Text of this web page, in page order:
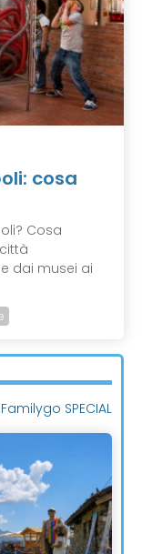
cosa
Cosa
dai musei ai
SPECIAL